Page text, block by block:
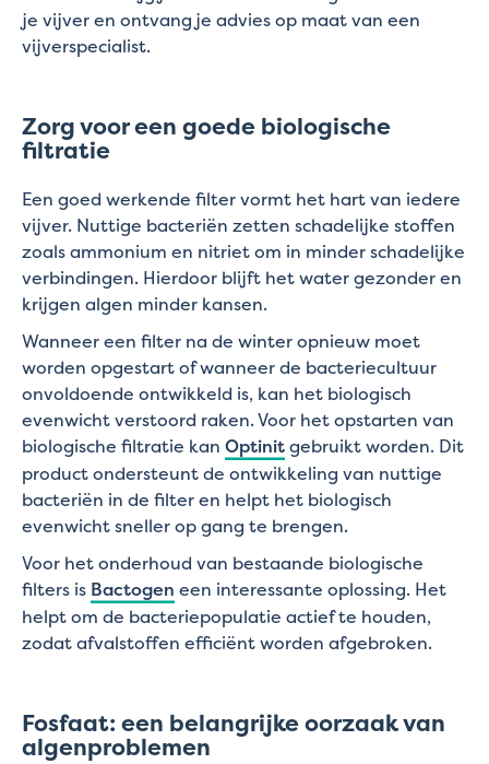
je vijver en ontvang je advies op maat van een
vijverspecialist.
Zorg voor een goede biologische
filtratie
Een goed werkende filter vormt het hart van iedere
vijver. Nuttige bacteriën zetten schadelijke stoffen
zoals ammonium en nitriet om in minder schadelijke
verbindingen. Hierdoor blijft het water gezonder en
krijgen algen minder kansen.
Wanneer een filter na de winter opnieuw moet
worden opgestart of wanneer de bacteriecultuur
onvoldoende ontwikkeld is, kan het biologisch
evenwicht verstoord raken. Voor het opstarten van
biologische filtratie kan Optinitgebruikt worden. Dit
product ondersteunt de ontwikkeling van nuttige
bacteriën in de filter en helpt het biologisch
evenwicht sneller op gang te brengen.
Voor het onderhoud van bestaande biologische
filters is Bactogen een interessante oplossing. Het
helpt om de bacteriepopulatie actief te houden,
zodat afvalstoffen efficiënt worden afgebroken.
Fosfaat: een belangrijke oorzaak van
algenproblemen